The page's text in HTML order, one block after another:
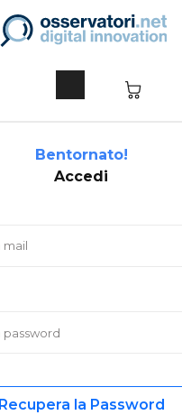
Bentornato!
Accedi
Recupera la Password